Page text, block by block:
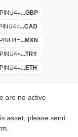
=...GBP
=...CAD
=...MXN
=...TRY
=...ETH
are no active
asset, please send